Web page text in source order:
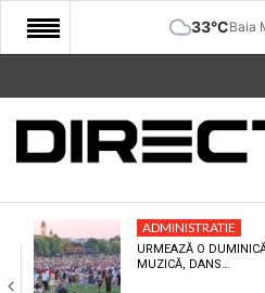
33°CBaia
START
COMUNITATE
CULTURA
ECONOMIE
ADMINISTRATIE
URMEAZĂ O
MUZICĂ, DANS…